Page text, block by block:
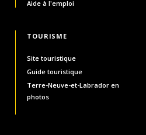
Aide à l'emploi
TOURISME
Site touristique
Guide touristique
Terre-Neuve-et-Labrador en
photos